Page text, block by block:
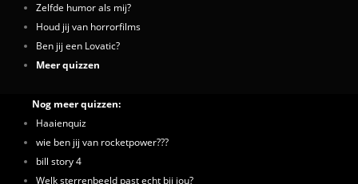
Zelfde humor als mij?
Houd jij van horrorfilms
Ben jij een Lovatic?
Meer quizzen
Nog meer quizzen:
Haaienquiz
wie ben jij van rocketpower???
bill story 4
Welk sterrenbeeld past echt bij jou?